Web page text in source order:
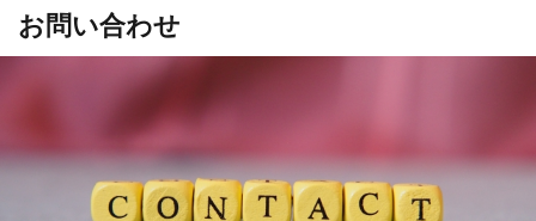
お問い合わせ